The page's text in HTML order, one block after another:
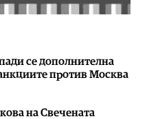
се дополнителна
против Москва
на Свечената